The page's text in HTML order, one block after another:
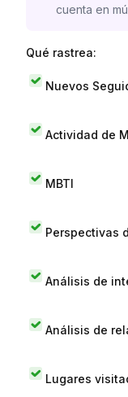
cuenta en
Qué rastrea:
Nuevos
Actividad de
MBTI
Perspectivas
Análisis de
Análisis de
Lugares